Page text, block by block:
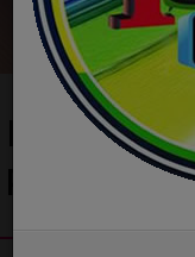
EXEMPLE